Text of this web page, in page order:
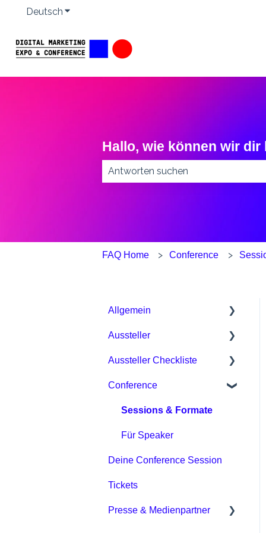
Deutsch Untermenü für Übersetzungen anzeigen
Hallo, wie können wir dir
FAQ Home Conference
Allgemein
Allgemein /
DMEXCO App
Tickets & Preise
Sonstiges
Aussteller
Pakete & Preise
Organisatorisches /
Aussteller Checkliste
Phase 1
Phase 2
Phase 3
Phase 4
Downloads
Conference
Sessions & Formate
Für Speaker
Deine Conference Session
Tickets
Presse & Medienpartner